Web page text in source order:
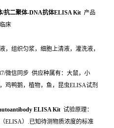
/抗二聚体-DNA抗体ELISA Kit 产品
床
，组织匀浆，细胞上清液，灌洗液，
微信同步 供应种属有：大鼠，小
鸡鸭鹅，植物，鱼，昆虫ELISA试剂
ELISA Kit 试验原理：
ELISA）.已知待测物质浓度的标准